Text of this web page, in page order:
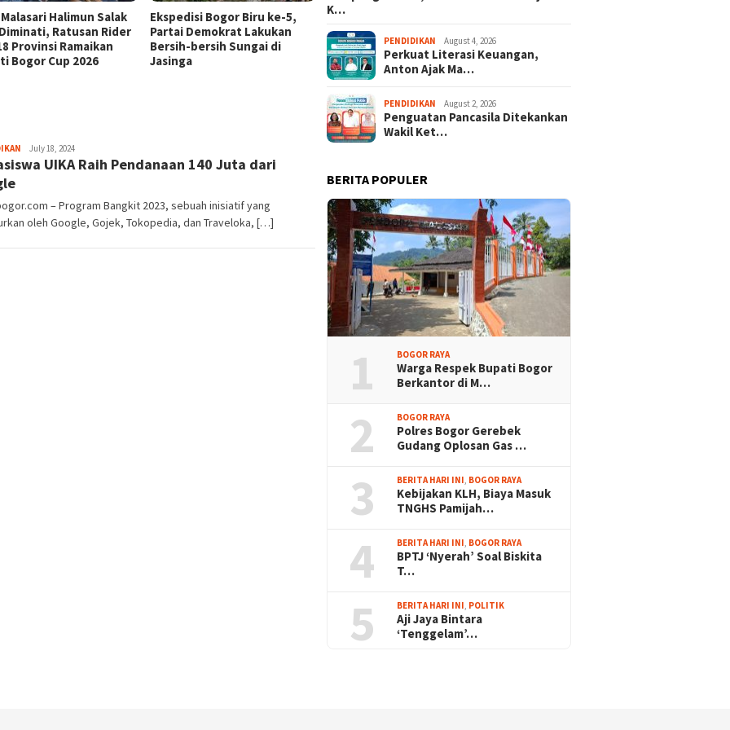
Halimun Salak
Ratusan Rider
Provinsi Ramaikan
Bogor Cup 2026
Ekspedisi Bogor Biru ke-5,
Partai Demokrat Lakukan
Bersih-bersih Sungai di
Jasinga
Ekspedisi Bogor Biru di
Pangradin Bangun Kesadaran
Masyarakat Sungai Bebas
Sampah
Sayyev
July 18, 2024
UIKA Raih Pendanaan 140 Juta dari
– Program Bangkit 2023, sebuah inisiatif yang
oleh Google, Gojek, Tokopedia, dan Traveloka, […]
K…
PENDIDIKAN August 4, 2026
Perkuat Literasi Keuangan,
Anton Ajak Ma…
PENDIDIKAN August 2, 2026
Penguatan Pancasila Ditekankan
Wakil Ket…
BERITA POPULER
1 BOGOR RAYA
Warga Respek Bupati Bogor
Berkantor di M…
2 BOGOR RAYA
Polres Bogor Gerebek
Gudang Oplosan Gas …
3 BERITA HARI INI, BOGOR RAYA
Kebijakan KLH, Biaya Masuk
TNGHS Pamijah…
4 BERITA HARI INI, BOGOR RAYA
BPTJ ‘Nyerah’ Soal Biskita
T…
5 BERITA HARI INI, POLITIK
Aji Jaya Bintara
‘Tenggelam’…